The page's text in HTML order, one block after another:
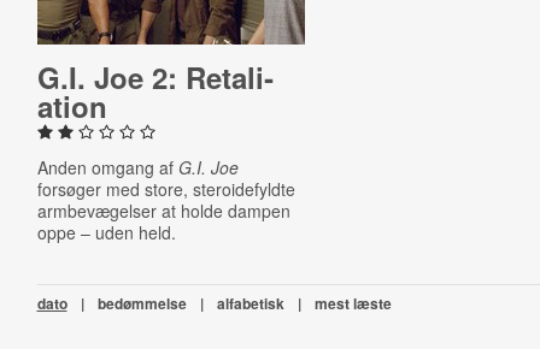
G.I. Joe 2: Re­tali­
ation
Anden omgang af G.I. Joe
forsøger med store, steroidefyldte
armbevægelser at holde dampen
oppe – uden held.
dato | bedømmelse | alfabetisk | mest læste